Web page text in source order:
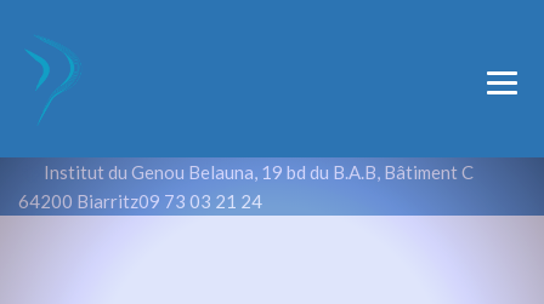
Institut du Genou Belauna, 19 bd du B.A.B, Bâtiment C
64200 Biarritz09 73 03 21 24